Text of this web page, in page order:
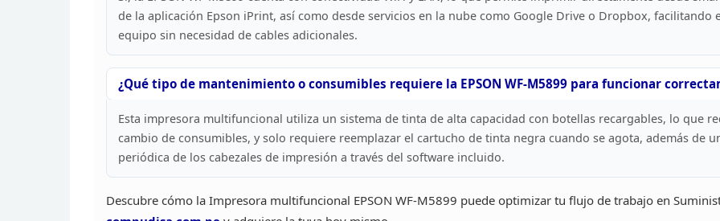
COMENTARIOS
de la aplicación Epson iPrint, así como desde servicios en la nube como Google Drive o Dropbox, facilitando
equipo sin necesidad de cables adicionales.
¿Qué tipo de mantenimiento o consumibles requiere la EPSON WF-M5899 para funcionar
Esta impresora multifuncional utiliza un sistema de tinta de alta capacidad con botellas recargables, lo que
cambio de consumibles, y solo requiere reemplazar el cartucho de tinta negra cuando se agota, además de
periódica de los cabezales de impresión a través del software incluido.
Descubre cómo la Impresora multifuncional EPSON WF-M5899 puede optimizar tu flujo de trabajo en